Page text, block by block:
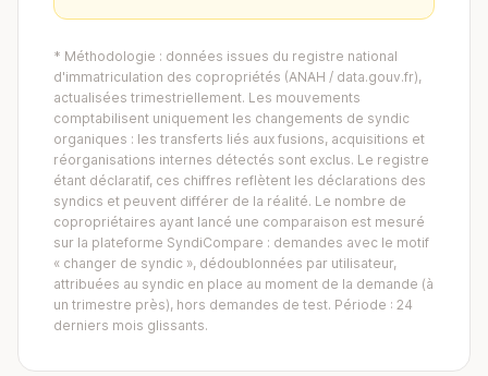
* Méthodologie : données issues du registre national
d'immatriculation des copropriétés (ANAH / data.gouv.fr),
actualisées trimestriellement. Les mouvements
comptabilisent uniquement les changements de syndic
organiques : les transferts liés aux fusions, acquisitions et
réorganisations internes détectés sont exclus. Le registre
étant déclaratif, ces chiffres reflètent les déclarations des
syndics et peuvent différer de la réalité. Le nombre de
copropriétaires ayant lancé une comparaison est mesuré
sur la plateforme SyndiCompare : demandes avec le motif
« changer de syndic », dédoublonnées par utilisateur,
attribuées au syndic en place au moment de la demande (à
un trimestre près), hors demandes de test. Période : 24
derniers mois glissants.